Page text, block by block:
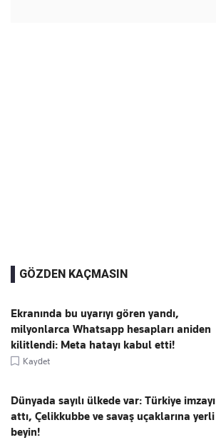
GÖZDEN KAÇMASIN
Ekranında bu uyarıyı gören yandı,
milyonlarca Whatsapp hesapları aniden
kilitlendi: Meta hatayı kabul etti!
Kaydet
Dünyada sayılı ülkede var: Türkiye imzayı
attı, Çelikkubbe ve savaş uçaklarına yerli
beyin!